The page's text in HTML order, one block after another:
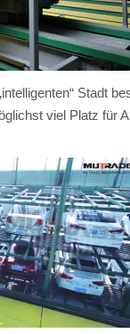
Stadt
viel Platz